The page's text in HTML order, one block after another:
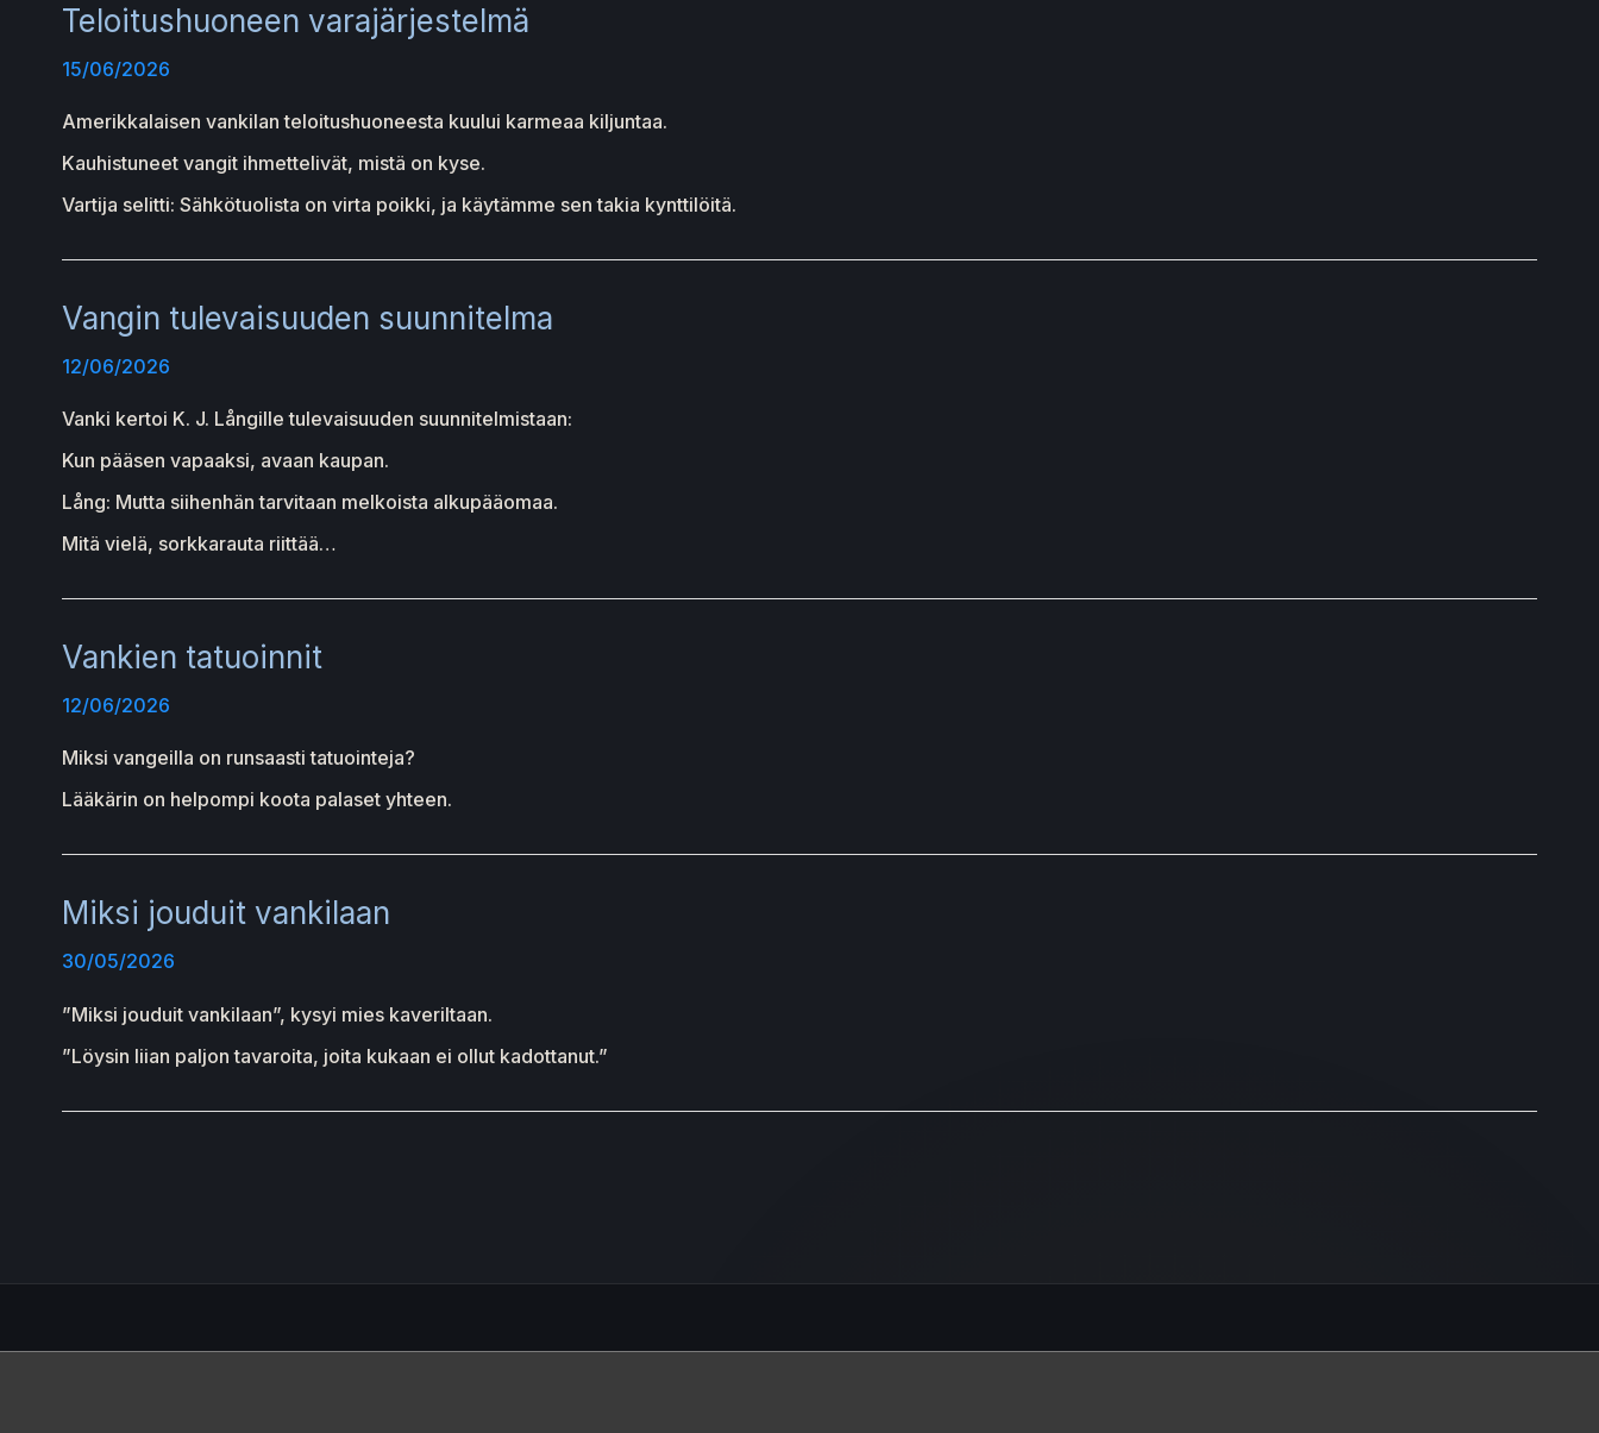
Teloitushuoneen varajärjestelmä
15/06/2026
Amerikkalaisen vankilan teloitushuoneesta kuului karmeaa kiljuntaa.
Kauhistuneet vangit ihmettelivät, mistä on kyse.
Vartija selitti: Sähkötuolista on virta poikki, ja käytämme sen takia kynttilöitä.
Vangin tulevaisuuden suunnitelma
12/06/2026
Vanki kertoi K. J. Långille tulevaisuuden suunnitelmistaan:
Kun pääsen vapaaksi, avaan kaupan.
Lång: Mutta siihenhän tarvitaan melkoista alkupääomaa.
Mitä vielä, sorkkarauta riittää…
Vankien tatuoinnit
12/06/2026
Miksi vangeilla on runsaasti tatuointeja?
Lääkärin on helpompi koota palaset yhteen.
Miksi jouduit vankilaan
30/05/2026
”Miksi jouduit vankilaan”, kysyi mies kaveriltaan.
”Löysin liian paljon tavaroita, joita kukaan ei ollut kadottanut.”